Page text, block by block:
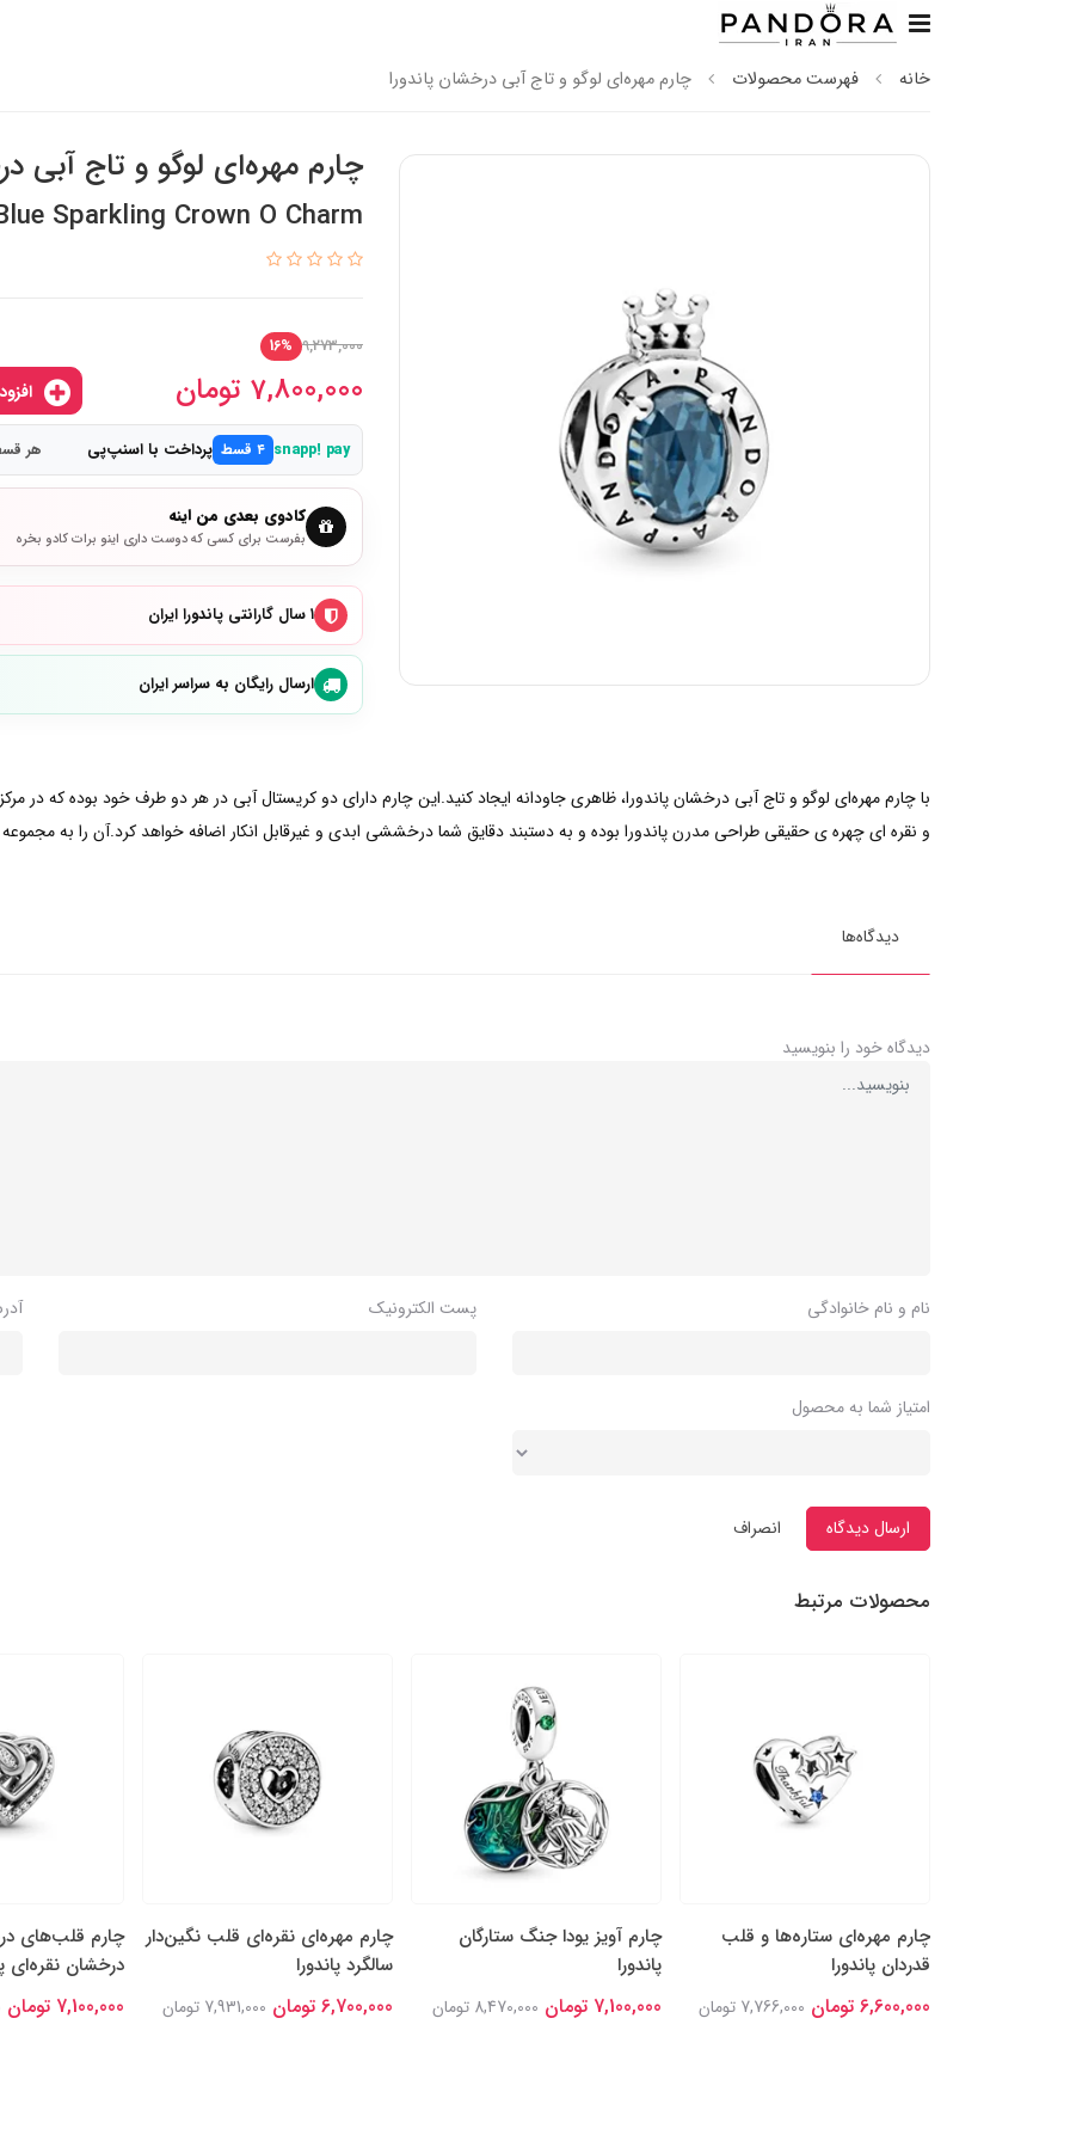
خانه فهرست محصولات چارم مهره‌ای لوگو و تاج آبی درخشان پاندورا
چارم مهره‌ای لوگو و تاج آبی
Sparkling Crown O Charm
9,273,000
16%
7,800,000 تومان
snapp! pay ۴ قسط پرداخت با اسنپ‌پی هر قسط 1,950,000
کادوی بعدی من اینه
بفرست برای کسی که دوست داری اینو برات کادو بخره
۱ سال گارانتی پاندورا ایران
ارسال رایگان به سراسر ایران
با چارم مهره‌ای لوگو و تاج آبی درخشان پاندورا، ظاهری جاودانه ایجاد کنید.این چارم دارای دو کریستال آبی در هر دو طرف خود بوده که در
و نقره ای چهره ی حقیقی طراحی مدرن پاندورا بوده و به دستبند دقایق شما درخششی ابدی و غیرقابل انکار اضافه خواهد کرد.آن را به
دیدگاه‌ها
دیدگاه خود را بنویسید
نام و نام خانوادگی پست الکترونیک
امتیاز شما به محصول
ارسال دیدگاه انصراف
محصولات مرتبط
چارم مهره‌ای ستاره‌ها و قلب
قدردان پاندورا
6,600,000 تومان 7,766,000 تومان
چارم آویز یودا جنگ ستارگان
پاندورا
7,100,000 تومان 8,470,000 تومان
چارم مهره‌ای نقره‌ای قلب نگین‌دار
سالگرد پاندورا
6,700,000 تومان 7,931,000 تومان
چارم قلب‌های
درخشان نقره‌ای
7,100,000 تومان